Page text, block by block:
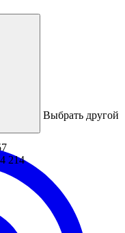
Выбрать другой
214